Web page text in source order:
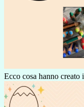
Ecco cosa hanno